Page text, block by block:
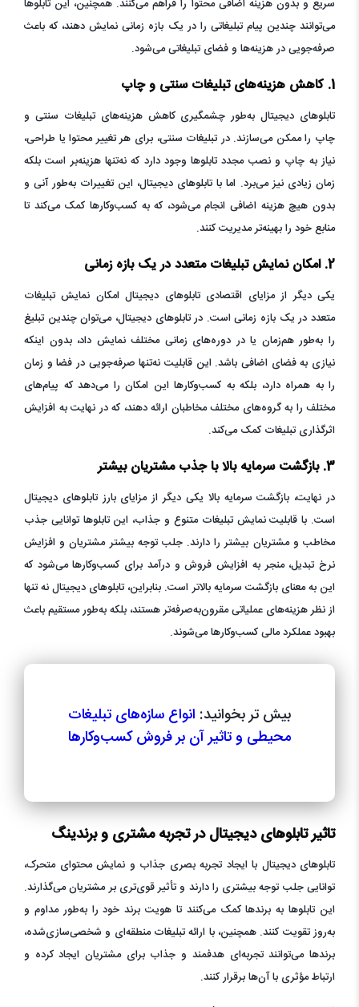
سریع و بدون هزینه اضافی محتوا را فراهم می‌کنند. همچنین، این تابلوها
می‌توانند چندین پیام تبلیغاتی را در یک بازه زمانی نمایش دهند، که باعث
صرفه‌جویی در هزینه‌ها و فضای تبلیغاتی می‌شود.
1. کاهش هزینه‌های تبلیغات سنتی و چاپ
تابلوهای دیجیتال به‌طور چشمگیری کاهش هزینه‌های تبلیغات سنتی و
چاپ را ممکن می‌سازند. در تبلیغات سنتی، برای هر تغییر محتوا یا طراحی،
نیاز به چاپ و نصب مجدد تابلوها وجود دارد که نه‌تنها هزینه‌بر است بلکه
زمان زیادی نیز می‌برد. اما با تابلوهای دیجیتال، این تغییرات به‌طور آنی و
بدون هیچ هزینه اضافی انجام می‌شود، که به کسب‌وکارها کمک می‌کند تا
منابع خود را بهینه‌تر مدیریت کنند.
2. امکان نمایش تبلیغات متعدد در یک بازه زمانی
یکی دیگر از مزایای اقتصادی تابلوهای دیجیتال امکان نمایش تبلیغات
متعدد در یک بازه زمانی است. در تابلوهای دیجیتال، می‌توان چندین تبلیغ
را به‌طور هم‌زمان یا در دوره‌های زمانی مختلف نمایش داد، بدون اینکه
نیازی به فضای اضافی باشد. این قابلیت نه‌تنها صرفه‌جویی در فضا و زمان
را به همراه دارد، بلکه به کسب‌وکارها این امکان را می‌دهد که پیام‌های
مختلف را به گروه‌های مختلف مخاطبان ارائه دهند، که در نهایت به افزایش
اثرگذاری تبلیغات کمک می‌کند.
3. بازگشت سرمایه بالا با جذب مشتریان بیشتر
در نهایت، بازگشت سرمایه بالا یکی دیگر از مزایای بارز تابلوهای دیجیتال
است. با قابلیت نمایش تبلیغات متنوع و جذاب، این تابلوها توانایی جذب
مخاطب و مشتریان بیشتر را دارند. جلب توجه بیشتر مشتریان و افزایش
نرخ تبدیل، منجر به افزایش فروش و درآمد برای کسب‌وکارها می‌شود که
این به معنای بازگشت سرمایه بالاتر است. بنابراین، تابلوهای دیجیتال نه تنها
از نظر هزینه‌های عملیاتی مقرون‌به‌صرفه‌تر هستند، بلکه به‌طور مستقیم باعث
بهبود عملکرد مالی کسب‌وکارها می‌شوند.
بیش تر بخوانید: انواع سازه‌های تبلیغات
محیطی و تاثیر آن بر فروش کسب‌وکارها
تاثیر تابلوهای دیجیتال در تجربه مشتری و برندینگ
تابلوهای دیجیتال با ایجاد تجربه بصری جذاب و نمایش محتوای متحرک،
توانایی جلب توجه بیشتری را دارند و تأثیر قوی‌تری بر مشتریان می‌گذارند.
این تابلوها به برندها کمک می‌کنند تا هویت برند خود را به‌طور مداوم و
به‌روز تقویت کنند. همچنین، با ارائه تبلیغات منطقه‌ای و شخصی‌سازی‌شده،
برندها می‌توانند تجربه‌ای هدفمند و جذاب برای مشتریان ایجاد کرده و
ارتباط مؤثری با آن‌ها برقرار کنند.